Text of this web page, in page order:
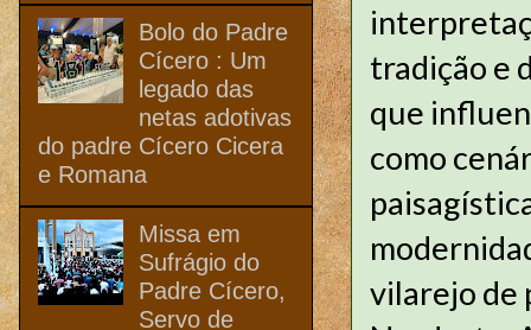
tradição e
que
como
vilarejo de
Bolo do Padre
Cícero : Um
legado das
netas adotivas
do padre Cícero Cicera
e Romana
Missa em
Sufrágio do
Padre Cícero,
Servo de